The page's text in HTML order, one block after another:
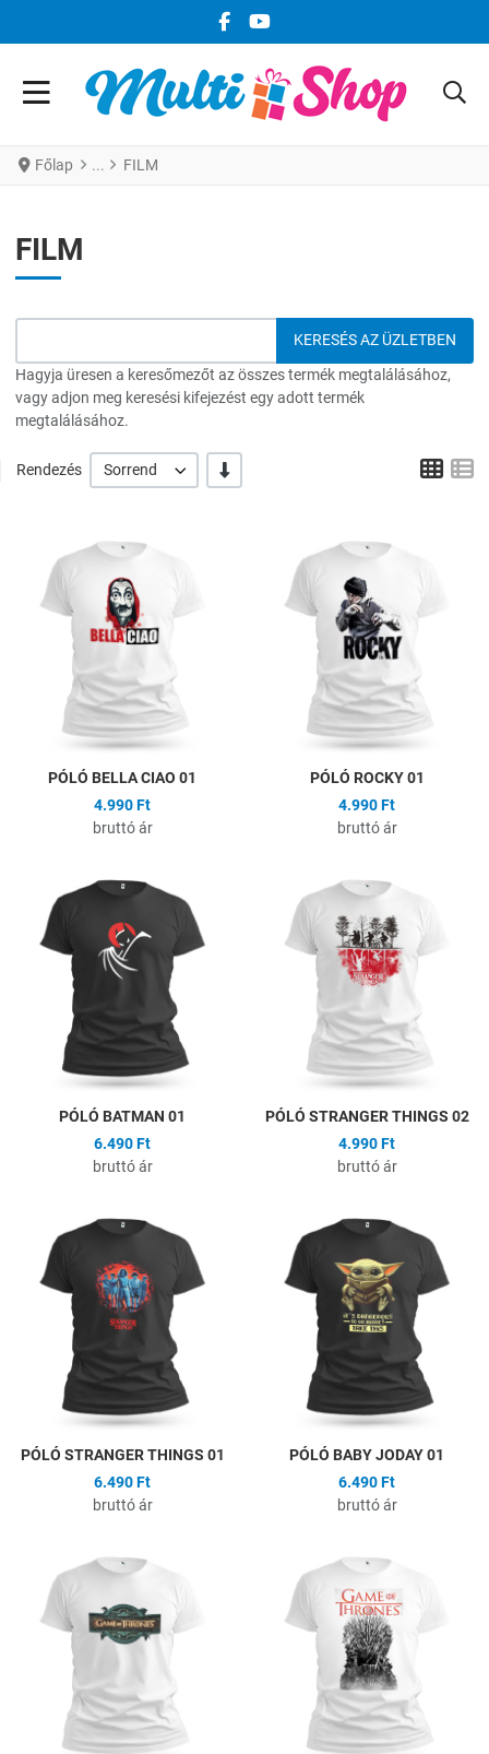
FACEBOOK KÖZÖSSÉGI LINK
YOUTUBE KÖZÖSSÉGI LINK
Főlap FILM
FILM
Hagyja üresen a keresőmezőt az összes termék megtalálásához,
vagy adjon meg keresési kifejezést egy adott termék
megtalálásához.
Rendezés Sorrend -/+ Grid
Hozzáadás a kívánságlistához
Összehasonlítás
PÓLÓ BELLA CIAO 01
4.990 Ft
bruttó ár
PÓLÓ ROCKY 01
4.990 Ft
bruttó ár
Hozzáadás a kívánságlistához
Összehasonlítás
PÓLÓ BATMAN 01
6.490 Ft
bruttó ár
PÓLÓ STRANGER THINGS 02
4.990 Ft
bruttó ár
Hozzáadás a kívánságlistához
Összehasonlítás
PÓLÓ STRANGER THINGS 01
6.490 Ft
bruttó ár
PÓLÓ BABY JODAY 01
6.490 Ft
bruttó ár
Hozzáadás a kívánságlistához
Összehasonlítás